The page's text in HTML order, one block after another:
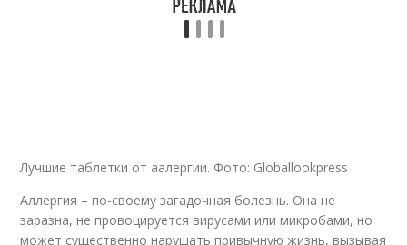
Лучшие таблетки от аалергии. Фото: Globallookpress
Аллергия – по-своему загадочная болезнь. Она не
заразна, не провоцируется вирусами или микробами, но
может существенно нарушать привычную жизнь, вызывая